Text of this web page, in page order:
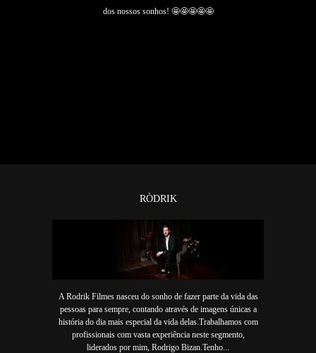
dos nossos sonhos! 🤩🤩🤩🤩🤩
RÒDRIK
A Rodrik Filmes nasceu do sonho de fazer parte da vida das
pessoas para sempre, contando através de imagens únicas a
história do dia mais especial da vida delas.Trabalhamos com
profissionais com vasta experiência neste segmento,
liderados por mim, Rodrigo Bizan.Tenho...